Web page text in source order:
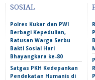
SOSIAL
Polres Kukar dan PWI
Berbagi Kepedulian,
Ratusan Warga Serbu
Bakti Sosial Hari
Bhayangkara ke-80
Satgas PKH Kedepankan
Pendekatan Humanis di